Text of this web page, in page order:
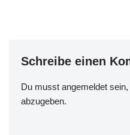
k
Schreibe einen
Du musst angemeldet
abzugeben.